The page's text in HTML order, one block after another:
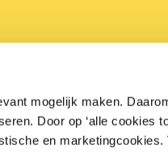
mogelijk maken.
Door op ‘alle cookies
en marketingcookies.
100